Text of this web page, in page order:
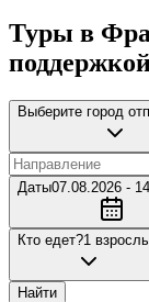
Туры в
Выберите город
Даты07.08.2026 -
Кто едет?1
Найти